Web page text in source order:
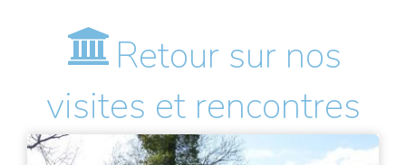
Retour sur nos
visites et rencontres